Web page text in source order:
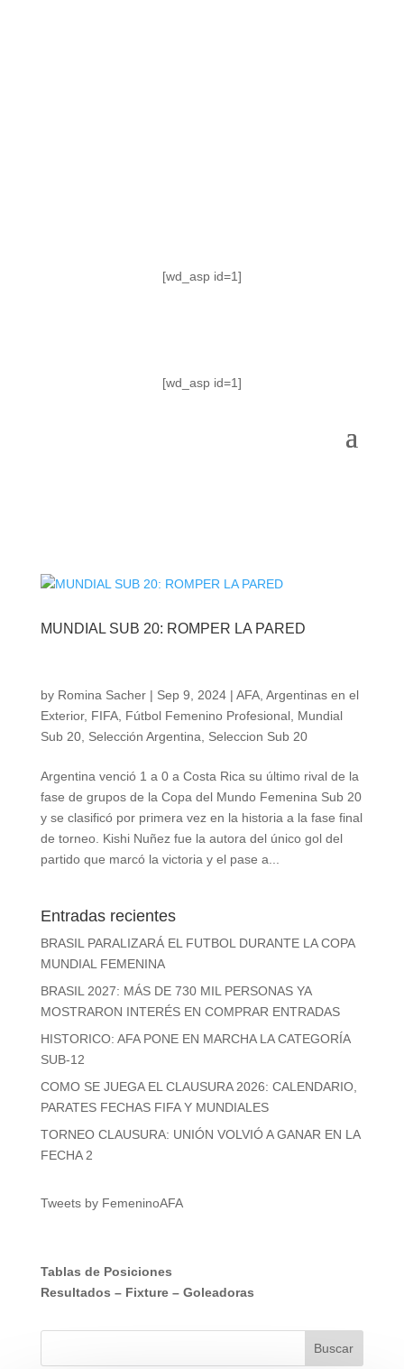
[wd_asp id=1]
[wd_asp id=1]
MUNDIAL SUB 20: ROMPER LA PARED
by Romina Sacher| Sep 9, 2024| AFA, Argentinas en el
Exterior, FIFA, Fútbol Femenino Profesional, Mundial
Sub 20, Selección Argentina Seleccion Sub 20
Argentina venció 1 a 0 a Costa Rica su último rival de la
fase de grupos de la Copa del Mundo Femenina Sub 20
y se clasificó por primera vez en la historia a la fase final
de torneo. Kishi Nuñez fue la autora del único gol del
partido que marcó la victoria y el pase a...
Entradas recientes
BRASIL PARALIZARÁ EL FUTBOL DURANTE LA COPA
MUNDIAL FEMENINA
BRASIL 2027: MÁS DE 730 MIL PERSONAS YA
MOSTRARON INTERÉS EN COMPRAR ENTRADAS
HISTORICO: AFA PONE EN MARCHA LA CATEGORÍA
SUB-12
COMO SE JUEGA EL CLAUSURA 2026: CALENDARIO,
PARATES FECHAS FIFA Y MUNDIALES
TORNEO CLAUSURA: UNIÓN VOLVIÓ A GANAR EN LA
FECHA 2
Tweets by FemeninoAFA
Tablas de Posiciones
Resultados – Fixture– Goleadoras